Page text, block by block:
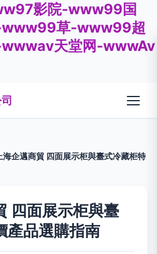
影院-www99国
草-www99超
天堂网-wwwAv
上海企邁商貿 四面展示柜與臺式冷藏柜特
四面展示柜與臺
產品選購指南